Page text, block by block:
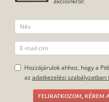
Hozzájárulok ahhoz, hogy a
az adatkezelési szabályzatban
FELIRATKOZOM, KÉREM